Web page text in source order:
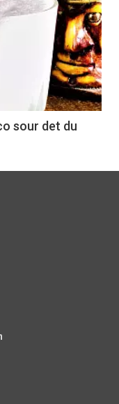
sour det du